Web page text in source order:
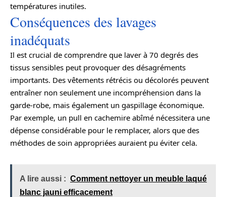
températures inutiles.
Conséquences des lavages
inadéquats
Il est crucial de comprendre que laver à 70 degrés des
tissus sensibles peut provoquer des désagréments
importants. Des vêtements rétrécis ou décolorés peuvent
entraîner non seulement une incompréhension dans la
garde-robe, mais également un gaspillage économique.
Par exemple, un pull en cachemire abîmé nécessitera une
dépense considérable pour le remplacer, alors que des
méthodes de soin appropriées auraient pu éviter cela.
A lire aussi : Comment nettoyer un meuble laqué
blanc jauni efficacement